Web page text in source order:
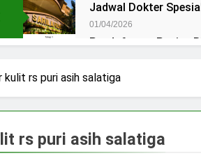
Jadwal Dokter
01/04/2026
Pendaftaran Pasien
Jadwal Praktek
Jadwal Dokter RS.
Pendaftaran Pasien
kulit rs puri asih salatiga
rs puri asih salatiga